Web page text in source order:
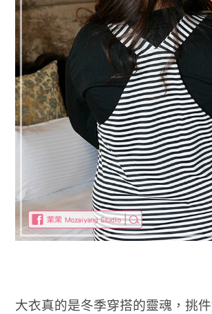
大衣真的是冬季穿搭的靈魂，挑